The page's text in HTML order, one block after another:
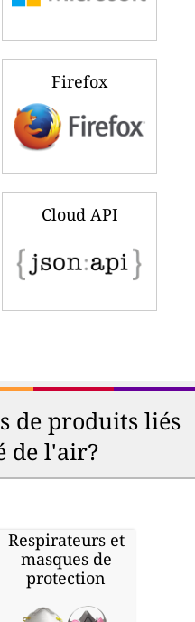
Firefox
Cloud API
de produits liés
de l'air?
Respirateurs et
masques de
protection